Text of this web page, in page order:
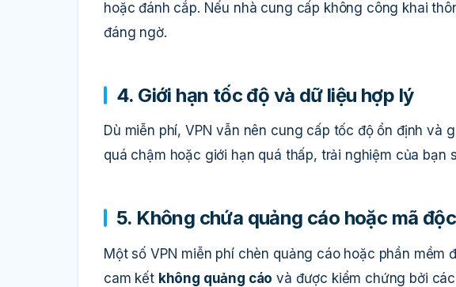
hoặc đánh cắp. Nếu nhà cung cấp không công khai
đáng ngờ.
4. Giới hạn tốc độ và dữ liệu hợp lý
Dù miễn phí, VPN vẫn nên cung cấp tốc độ ổn định và
quá chậm hoặc giới hạn quá thấp, trải nghiệm của bạn
5. Không chứa quảng cáo hoặc mã độc
Một số VPN miễn phí chèn quảng cáo hoặc phần mềm
cam kết không quảng cáo và được kiểm chứng bởi